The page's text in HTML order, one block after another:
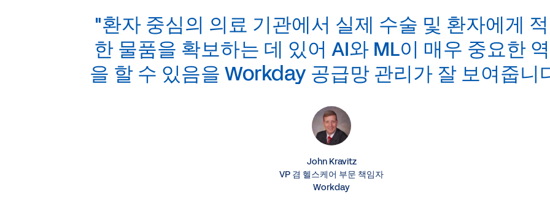
"환자 중심의 의료 기관에서 실제 수술 및 환자에게
한 물품을 확보하는 데 있어 AI와 ML이 매우 중요한
을 할 수 있음을 Workday 공급망 관리가 잘 보여줍니
John Kravitz
VP 겸 헬스케어 부문 책임자
Workday